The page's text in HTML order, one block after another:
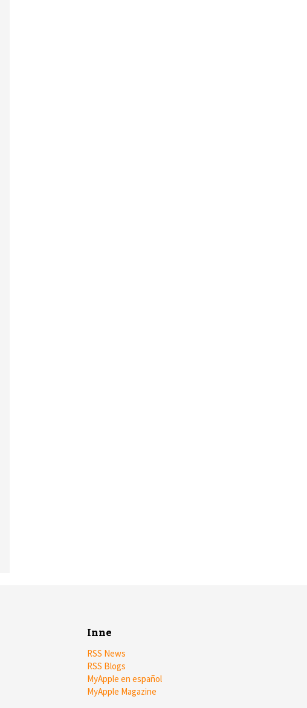
Inne
RSS News
RSS Blogs
MyApple en español
MyApple Magazine